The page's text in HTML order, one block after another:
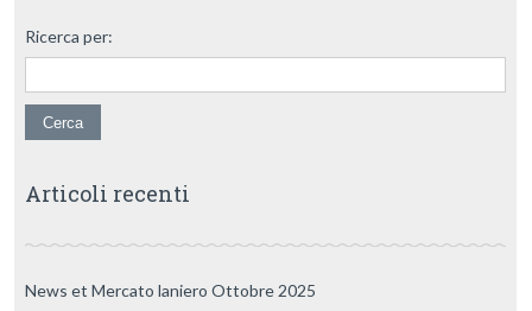
Ricerca per:
Articoli recenti
News et Mercato laniero Ottobre 2025